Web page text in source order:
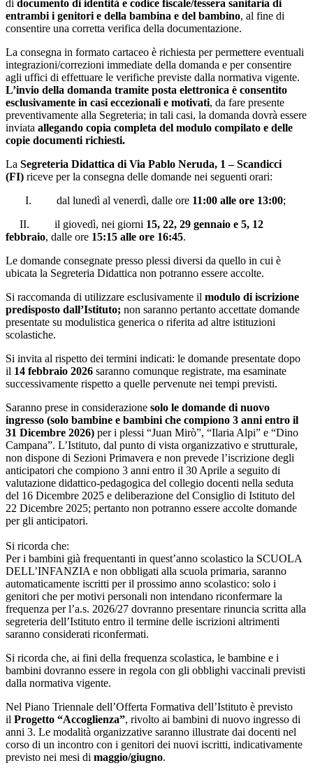
di documento di identità e codice fiscale/tessera sanitaria di
entrambi i genitori e della bambina e del bambino, al fine di
consentire una corretta verifica della documentazione.
La consegna in formato cartaceo è richiesta per permettere eventuali
integrazioni/correzioni immediate della domanda e per consentire
agli uffici di effettuare le verifiche previste dalla normativa vigente.
L’invio della domanda tramite posta elettronica è consentito
esclusivamente in casi eccezionali e motivati, da fare presente
preventivamente alla Segreteria; in tali casi, la domanda dovrà essere
inviata allegando copia completa del modulo compilato e delle
copie documenti richiesti.
La Segreteria Didattica di Via Pablo Neruda, 1 – Scandicci
(FI) riceve per la consegna delle domande nei seguenti orari:
I. dal lunedì al venerdì, dalle ore 11:00 alle ore 13:00;
II. il giovedì, nei giorni 15, 22, 29 gennaio e 5, 12
febbraio, dalle ore 15:15 alle ore 16:45.
Le domande consegnate presso plessi diversi da quello in cui è
ubicata la Segreteria Didattica non potranno essere accolte.
Si raccomanda di utilizzare esclusivamente il modulo di iscrizione
predisposto dall’Istituto; non saranno pertanto accettate domande
presentate su modulistica generica o riferita ad altre istituzioni
scolastiche.
Si invita al rispetto dei termini indicati: le domande presentate dopo
il 14 febbraio 2026 saranno comunque registrate, ma esaminate
successivamente rispetto a quelle pervenute nei tempi previsti.
Saranno prese in considerazione solo le domande di nuovo
ingresso (solo bambine e bambini che compiono 3 anni entro il
31 Dicembre 2026) per i plessi “Juan Mirò”, “Ilaria Alpi” e “Dino
Campana”. L’Istituto, dal punto di vista organizzativo e strutturale,
non dispone di Sezioni Primavera e non prevede l’iscrizione degli
anticipatori che compiono 3 anni entro il 30 Aprile a seguito di
valutazione didattico-pedagogica del collegio docenti nella seduta
del 16 Dicembre 2025 e deliberazione del Consiglio di Istituto del
22 Dicembre 2025; pertanto non potranno essere accolte domande
per gli anticipatori.
Si ricorda che:
Per i bambini già frequentanti in quest’anno scolastico la SCUOLA
DELL’INFANZIA e non obbligati alla scuola primaria, saranno
automaticamente iscritti per il prossimo anno scolastico: solo i
genitori che per motivi personali non intendano riconfermare la
frequenza per l’a.s. 2026/27 dovranno presentare rinuncia scritta alla
segreteria dell’Istituto entro il termine delle iscrizioni altrimenti
saranno considerati riconfermati.
Si ricorda che, ai fini della frequenza scolastica, le bambine e i
bambini dovranno essere in regola con gli obblighi vaccinali previsti
dalla normativa vigente.
Nel Piano Triennale dell’Offerta Formativa dell’Istituto è previsto
il Progetto “Accoglienza”, rivolto ai bambini di nuovo ingresso di
anni 3. Le modalità organizzative saranno illustrate dai docenti nel
corso di un incontro con i genitori dei nuovi iscritti, indicativamente
previsto nei mesi di maggio/giugno.